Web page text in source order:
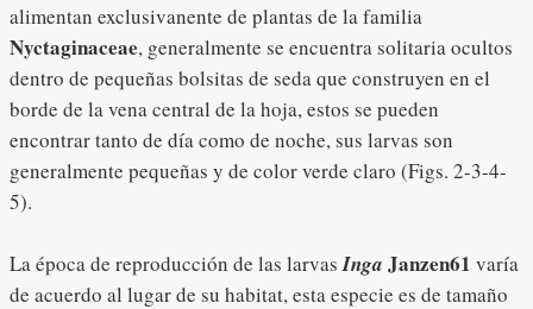
alimentan exclusivanente de plantas de la familia
Nyctaginaceae, generalmente se encuentra solitaria ocultos
dentro de pequeñas bolsitas de seda que construyen en el
borde de la vena central de la hoja, estos se pueden
encontrar tanto de día como de noche, sus larvas son
generalmente pequeñas y de color verde claro (Figs. 2-3-4-
5).
La época de reproducción de las larvasInga Janzen61 varía
de acuerdo al lugar de su habitat, esta especie es de tamaño